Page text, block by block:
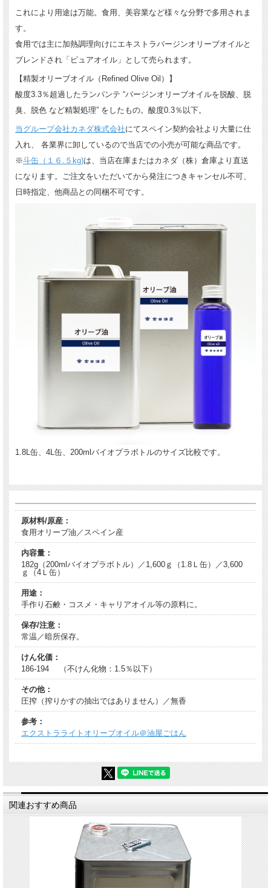
これにより用途は万能。食用、美容業など様々な分野で多用されま
す。
食用では主に加熱調理向けにエキストラバージンオリーブオイルと
ブレンドされ「ピュアオイル」として売られます。
【精製オリーブオイル（Refined Olive Oil）】
酸度3.3％超過したランパンテ “バージンオリーブオイルを脱酸、脱
臭、脱色 など精製処理” をしたもの。酸度0.3％以下。
当グループ会社カネダ株式会社にてスペイン契約会社より大量に仕
入れ、 各業界に卸しているので当店での小売が可能な商品です。
※斗缶（１６.５kg)は、当店在庫またはカネダ（株）倉庫より直送
になります。ご注文をいただいてから発注につきキャンセル不可、
日時指定、他商品との同梱不可です。
1.8L缶、4L缶、200mlバイオプラボトルのサイズ比較です。
原材料/原産：
食用オリーブ油／スペイン産
内容量：
182g（200mlバイオプラボトル）／1,600ｇ（1.8Ｌ缶）／3,600
ｇ（4Ｌ缶）
用途：
手作り石鹸・コスメ・キャリアオイル等の原料に。
保存/注意：
常温／暗所保存。
けん化価：
186-194 （不けん化物：1.5％以下）
その他：
圧搾（搾りかすの抽出ではありません）／無香
参考：
エクストラライトオリーブオイル＠油屋ごはん
関連おすすめ商品